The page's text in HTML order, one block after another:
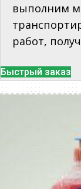
выполним
работ,
Быстрый заказ